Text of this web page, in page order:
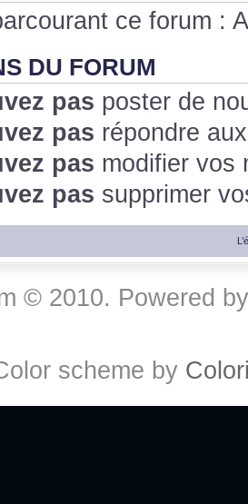
ce forum :
DU FORUM
pas poster de
pas répondre
pas modifier vos
pas supprimer
© 2010. Powered
scheme by